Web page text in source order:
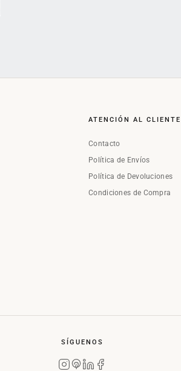
ATENCIÓN AL CLIENTE
Contacto
Política de Envíos
Política de Devoluciones
Condiciones de Compra
SÍGUENOS